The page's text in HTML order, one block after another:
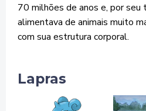
70 milhões de anos e, por seu
alimentava de animais muito
com sua estrutura corporal.
Lapras